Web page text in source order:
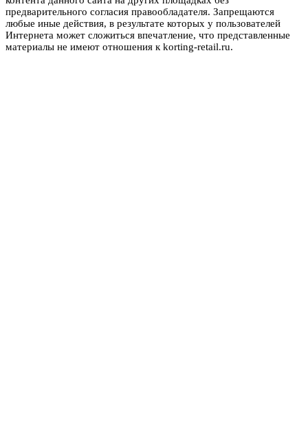
предварительного согласия правообладателя. Запрещаются
любые иные действия, в результате которых у пользователей
Интернета может сложиться впечатление, что представленные
материалы не имеют отношения к korting-retail.ru.